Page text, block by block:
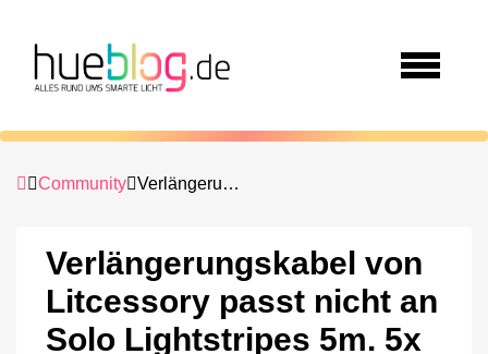
Community Verlängerungskabel von Litcessory passt nicht an Solo Lightstripes 5m. 5x Trafos abschneiden?
Verlängerungskabel von
Litcessory passt nicht an
Solo Lightstripes 5m. 5x